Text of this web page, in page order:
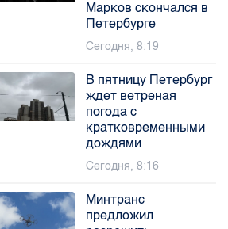
Марков скончался в
Петербурге
Сегодня, 8:19
В пятницу Петербург
ждет ветреная
погода с
кратковременными
дождями
Сегодня, 8:16
Минтранс
предложил